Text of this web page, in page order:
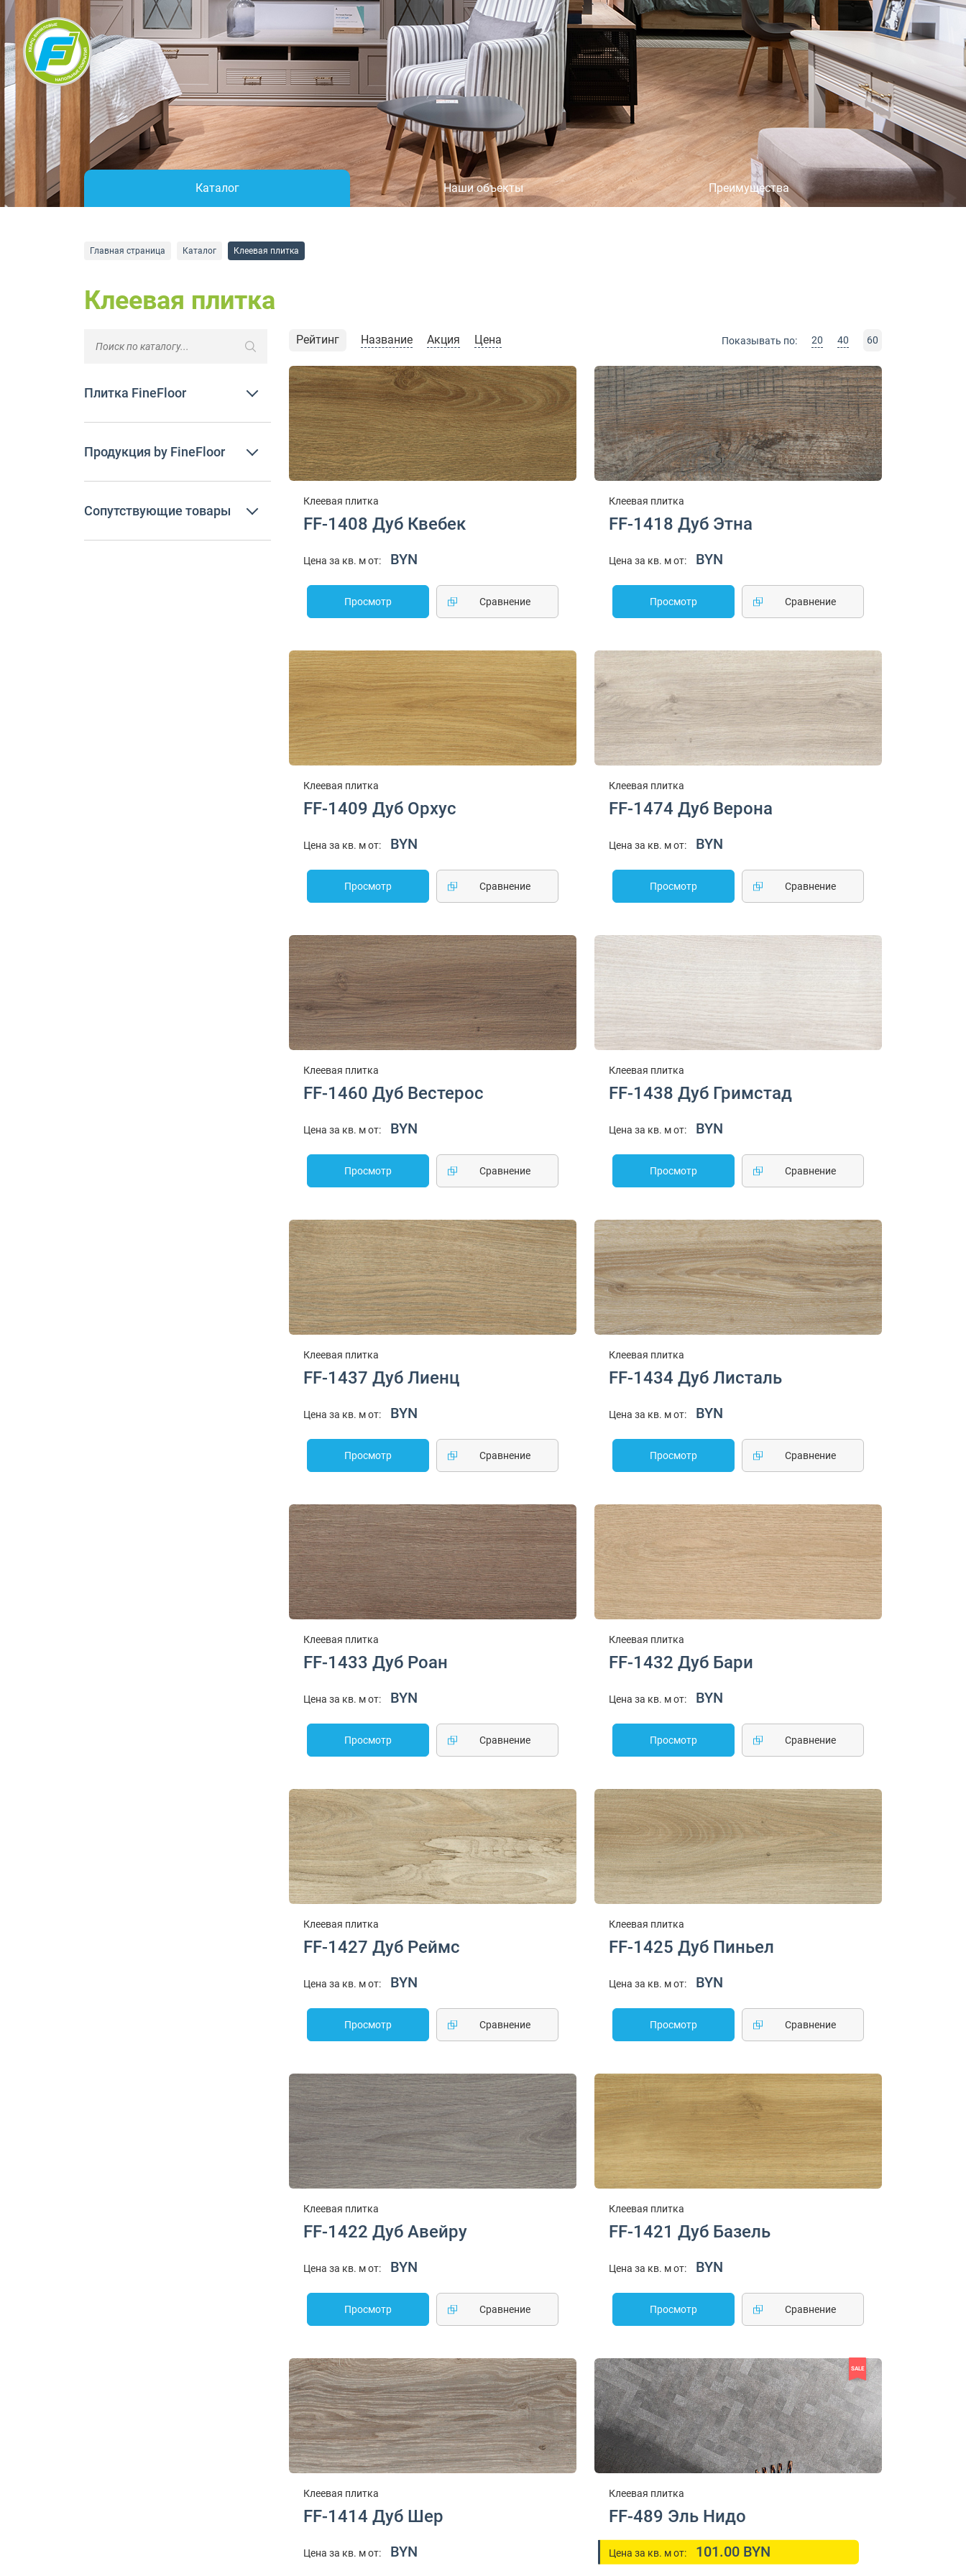
Каталог Наши объекты Преимущества
Главная страница Каталог Клеевая плитка
Клеевая плитка
Плитка FineFloor
Продукция by FineFloor
Сопутствующие товары
Рейтинг Название Акция Цена Показывать по: 20 40 60
Клеевая плитка
FF-1408 Дуб Квебек
Цена за кв. м от: BYN
Просмотр Cравнение
Клеевая плитка
FF-1418 Дуб Этна
Цена за кв. м от: BYN
Просмотр Cравнение
Клеевая плитка
FF-1409 Дуб Орхус
Цена за кв. м от: BYN
Просмотр Cравнение
Клеевая плитка
FF-1474 Дуб Верона
Цена за кв. м от: BYN
Просмотр Cравнение
Клеевая плитка
FF-1460 Дуб Вестерос
Цена за кв. м от: BYN
Просмотр Cравнение
Клеевая плитка
FF-1438 Дуб Гримстад
Цена за кв. м от: BYN
Просмотр Cравнение
Клеевая плитка
FF-1437 Дуб Лиенц
Цена за кв. м от: BYN
Просмотр Cравнение
Клеевая плитка
FF-1434 Дуб Листаль
Цена за кв. м от: BYN
Просмотр Cравнение
Клеевая плитка
FF-1433 Дуб Роан
Цена за кв. м от: BYN
Просмотр Cравнение
Клеевая плитка
FF-1432 Дуб Бари
Цена за кв. м от: BYN
Просмотр Cравнение
Клеевая плитка
FF-1427 Дуб Реймс
Цена за кв. м от: BYN
Просмотр Cравнение
Клеевая плитка
FF-1425 Дуб Пиньел
Цена за кв. м от: BYN
Просмотр Cравнение
Клеевая плитка
FF-1422 Дуб Авейру
Цена за кв. м от: BYN
Просмотр Cравнение
Клеевая плитка
FF-1421 Дуб Базель
Цена за кв. м от: BYN
Просмотр Cравнение
Клеевая плитка
FF-1414 Дуб Шер
Цена за кв. м от: BYN
SALE
Клеевая плитка
FF-489 Эль Нидо
Цена за кв. м от: 101.00 BYN
×